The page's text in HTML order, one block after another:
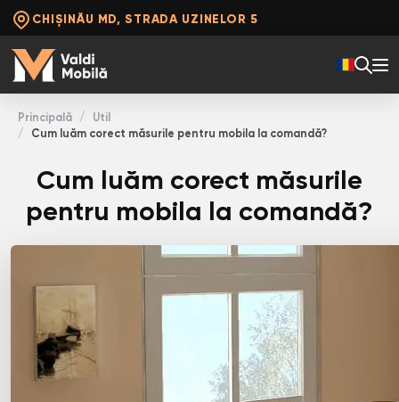
CHIȘINĂU MD, STRADA UZINELOR 5
Principală
Util
Cum luăm corect măsurile pentru mobila la comandă?
Cum luăm corect măsurile
pentru mobila la comandă?